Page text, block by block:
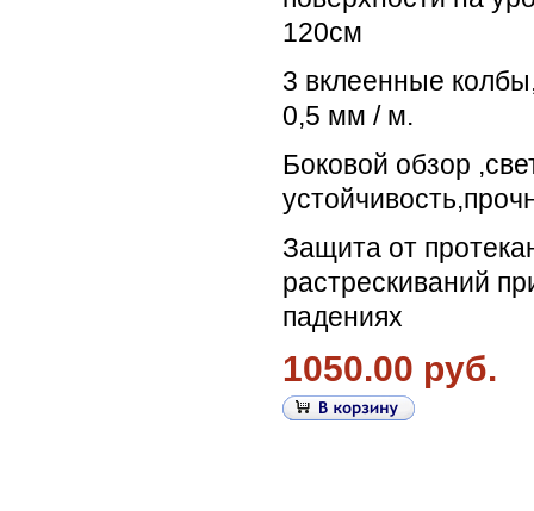
120см
3 вклеенные
0,5 мм / м.
Боковой обзор
Защита от
растрескиваний
падениях
1050.00 руб.